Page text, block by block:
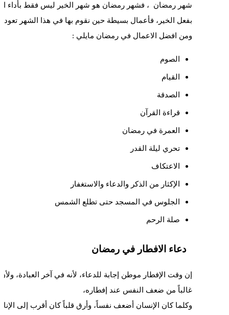
شهر رمضان ، فشهر رمضان هو شهر الخير ليس فقط بأداء
بفعل الخير، فأعمال بسيطة حين نقوم بها في هذا الشهر تعود
ومن افضل الاعمال في رمضان مايلي :
الصوم
القيام
الصدقة
قراءة القرآن
العمرة في رمضان
تحري ليلة القدر
الاعتكاف
الإكثار من الذكر والدعاء والاستغفار
الجلوس في المسجد حتى تطلع الشمس
صلة الرحم
دعاء الافطار في رمضان
إن وقت الإفطار موطن إجابة للدعاء، لأنه في آخر العبادة،
غالباً من ضعف النفس عند إفطاره،
وكلما كان الإنسان أضعف نفساً، وأرق قلباً كان أقرب إلى